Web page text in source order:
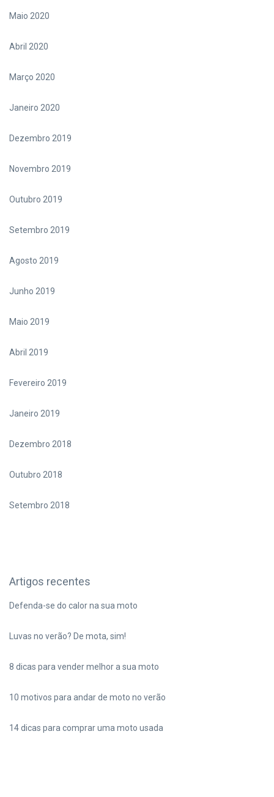
Maio 2020
Abril 2020
Março 2020
Janeiro 2020
Dezembro 2019
Novembro 2019
Outubro 2019
Setembro 2019
Agosto 2019
Junho 2019
Maio 2019
Abril 2019
Fevereiro 2019
Janeiro 2019
Dezembro 2018
Outubro 2018
Setembro 2018
Artigos recentes
Defenda-se do calor na sua moto
Luvas no verão? De mota, sim!
8 dicas para vender melhor a sua moto
10 motivos para andar de moto no verão
14 dicas para comprar uma moto usada